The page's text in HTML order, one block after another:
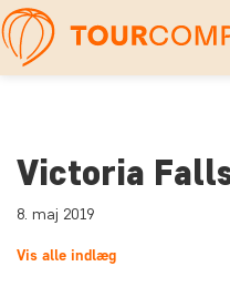
Victoria
8. maj 2019
Vis alle indlæg